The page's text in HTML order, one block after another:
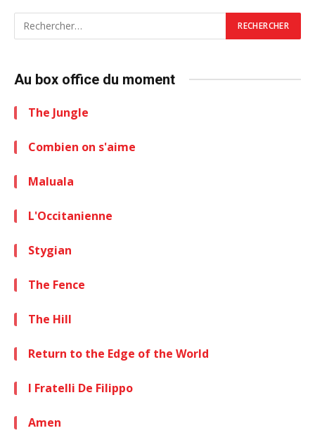
Au box office du moment
The Jungle
Combien on s'aime
Maluala
L'Occitanienne
Stygian
The Fence
The Hill
Return to the Edge of the World
I Fratelli De Filippo
Amen